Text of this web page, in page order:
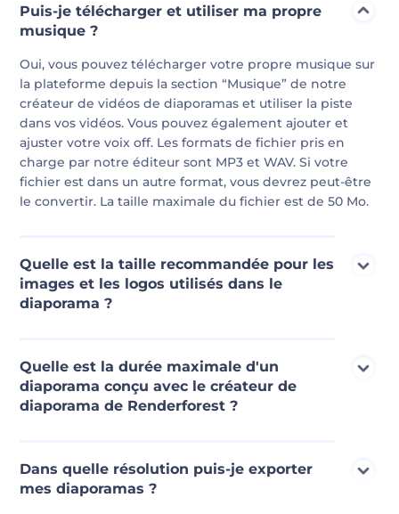
Puis-je télécharger et utiliser ma propre
musique ?
Oui, vous pouvez télécharger votre propre musique sur
la plateforme depuis la section “Musique” de notre
créateur de vidéos de diaporamas et utiliser la piste
dans vos vidéos. Vous pouvez également ajouter et
ajuster votre voix off. Les formats de fichier pris en
charge par notre éditeur sont MP3 et WAV. Si votre
fichier est dans un autre format, vous devrez peut-être
le convertir. La taille maximale du fichier est de 50 Mo.
Quelle est la taille recommandée pour les
images et les logos utilisés dans le
diaporama ?
que vous utilisez pour créer le diaporama. Pour les
fichiers de logo, nous recommandons d'utiliser des
fichiers PNG transparents avec des dimensions de
1000x1000. Quant aux images, les fichiers JPG avec une
vous le souhaitez, notre créateur de vidéos de
diaporamas offre un outil de recadrage directement
Quelle est la durée maximale d'un
diaporama conçu avec le créateur de
diaporama de Renderforest ?
créateur de diaporamas gratuit de Renderforest peut
varier de 3 minutes à 60 minutes. La durée autorisée
dépendra de votre plan d'abonnement. Vous pouvez
Dans quelle résolution puis-je exporter
mes diaporamas ?